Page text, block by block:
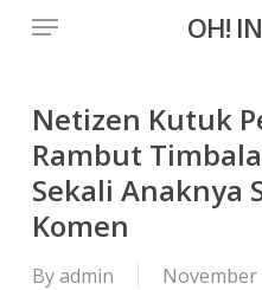
content
OH!
Menu
Netizen Kutuk
Rambut
Sekali Anaknya
Komen
Byadmin November